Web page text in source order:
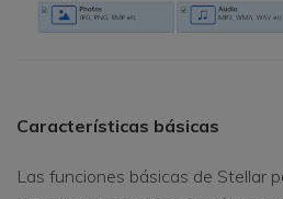
Características básicas
Las funciones básicas de Stellar